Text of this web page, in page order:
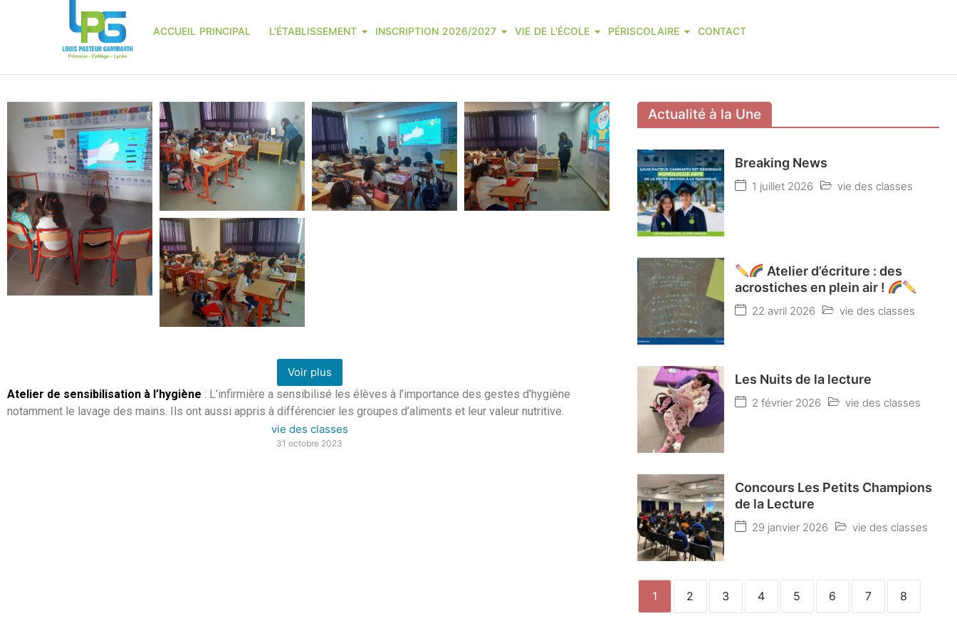
ACCUEIL PRINCIPAL L'ÉTABLISSEMENT INSCRIPTION 2026/2027 VIE DE L'ÉCOLE PÉRISCOLAIRE CONTACT
Voir plus
Atelier de sensibilisation à l’hygiène : L’infirmière a sensibilisé les élèves à l’importance des gestes d’hygiène
notamment le lavage des mains. Ils ont aussi appris à différencier les groupes d’aliments et leur valeur nutritive.
vie des classes
31 octobre 2023
Actualité à la Une
Breaking News
1 juillet 2026 vie des classes
Atelier d’écriture : des
acrostiches en plein air !
22 avril 2026 vie des classes
Les Nuits de la lecture
2 février 2026 vie des classes
Concours Les Petits Champions
de la Lecture
29 janvier 2026 vie des classes
1 2 3 4 5 6 7 8